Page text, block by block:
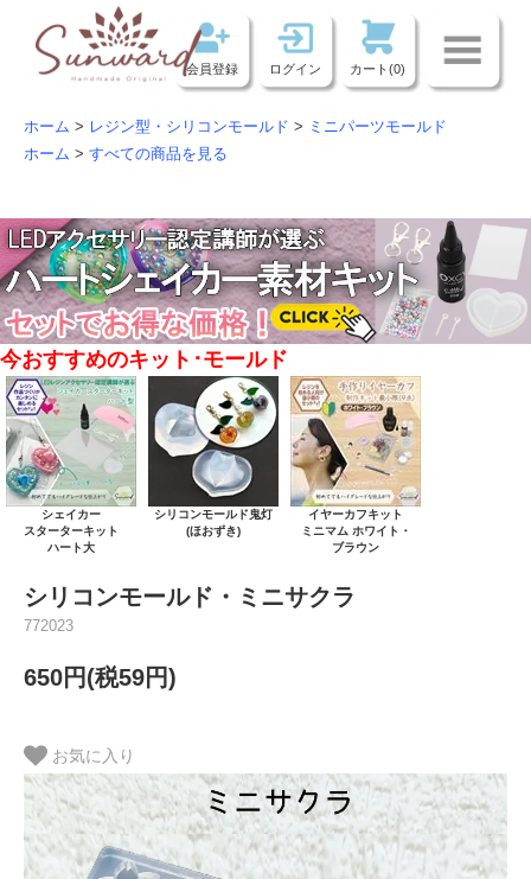
会員登録 ログイン カート(0)
ホーム > レジン型・シリコンモールド > ミニパーツモールド
ホーム > すべての商品を見る
今おすすめのキット･モールド
シェイカー
スターターキット
ハート大
シリコンモールド鬼灯
(ほおずき)
イヤーカフキット
ミニマム ホワイト・
ブラウン
シリコンモールド・ミニサクラ
772023
650円(税59円)
お気に入り